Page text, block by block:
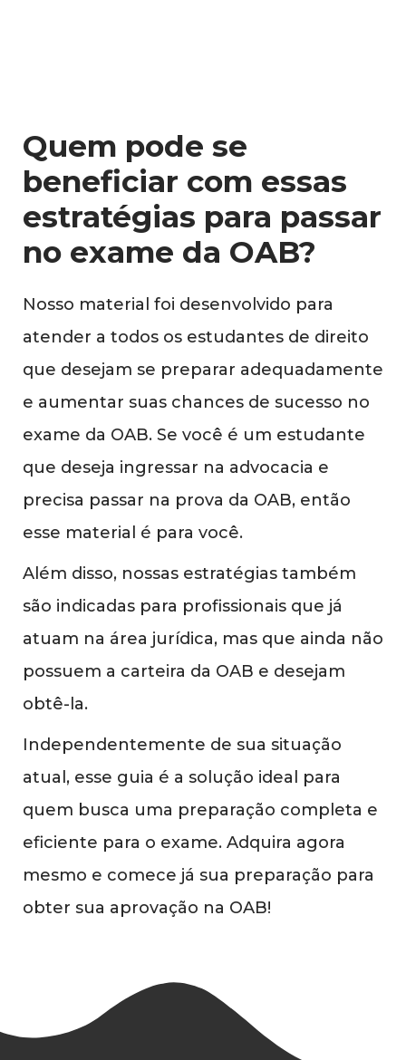
Quem pode se
beneficiar com essas
estratégias para passar
no exame da OAB?
Nosso material foi desenvolvido para
atender a todos os estudantes de direito
que desejam se preparar adequadamente
e aumentar suas chances de sucesso no
exame da OAB. Se você é um estudante
que deseja ingressar na advocacia e
precisa passar na prova da OAB, então
esse material é para você.
Além disso, nossas estratégias também
são indicadas para profissionais que já
atuam na área jurídica, mas que ainda não
possuem a carteira da OAB e desejam
obtê-la.
Independentemente de sua situação
atual, esse guia é a solução ideal para
quem busca uma preparação completa e
eficiente para o exame. Adquira agora
mesmo e comece já sua preparação para
obter sua aprovação na OAB!